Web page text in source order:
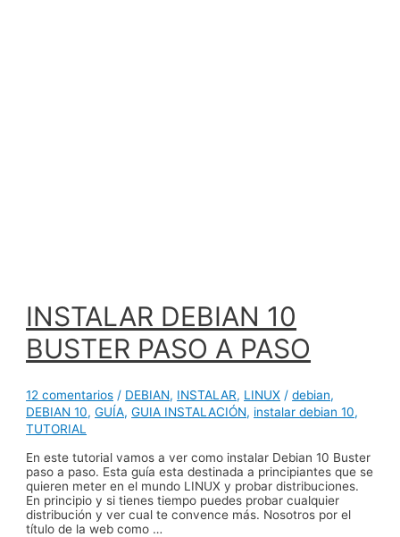
INSTALAR DEBIAN 10
BUSTER PASO A PASO
12 comentarios / DEBIAN, INSTALAR, LINUX /debian,
DEBIAN 10,GUÍA,GUIA INSTALACIÓN, instalar debian 10,
TUTORIAL
En este tutorial vamos a ver como instalar Debian 10 Buster
paso a paso. Esta guía esta destinada a principiantes que se
quieren meter en el mundo LINUX y probar distribuciones.
En principio y si tienes tiempo puedes probar cualquier
distribución y ver cual te convence más. Nosotros por el
título de la web como …